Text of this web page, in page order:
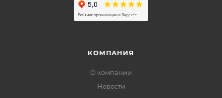
КОМПАНИЯ
О компании
Новости